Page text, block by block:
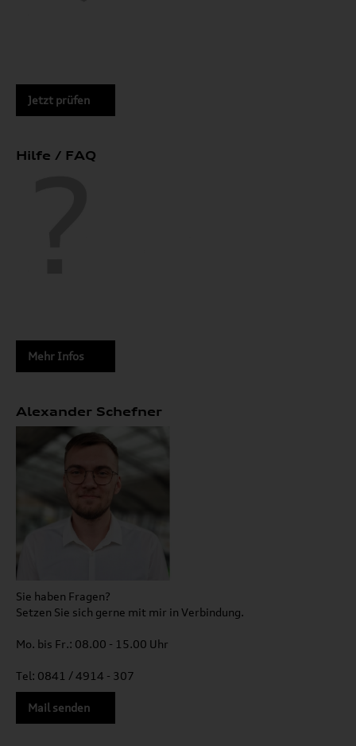
Jetzt prüfen
Hilfe / FAQ
Mehr Infos
Alexander Schefner
Sie haben Fragen?
Setzen Sie sich gerne mit mir in Verbindung.
Mo. bis Fr.: 08.00 - 15.00 Uhr
Tel: 0841 / 4914 - 307
Mail senden